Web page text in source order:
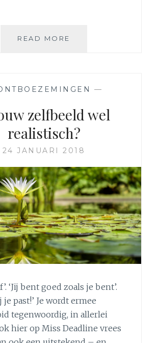
READ MORE
JE
OPGESCHEEPT
ALS
JE
MET
EEN
RELATIE
ZOU
HEBBEN
—
zelfbeeld wel
realistisch?
24 JANUARI 2018
‘Jij bent goed zoals je bent’.
je past!’ Je wordt ermee
tegenwoordig, in allerlei
hier op Miss Deadline vrees